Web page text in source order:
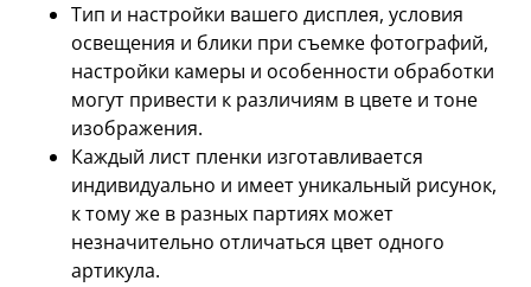
Тип и настройки вашего дисплея, условия
освещения и блики при съемке фотографий,
настройки камеры и особенности обработки
могут привести к различиям в цвете и тоне
изображения.
Каждый лист пленки изготавливается
индивидуально и имеет уникальный рисунок,
к тому же в разных партиях может
незначительно отличаться цвет одного
артикула.